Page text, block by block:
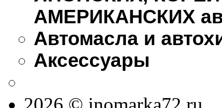
АМЕРИКАНСКИХ
Автомасла и
Аксессуары